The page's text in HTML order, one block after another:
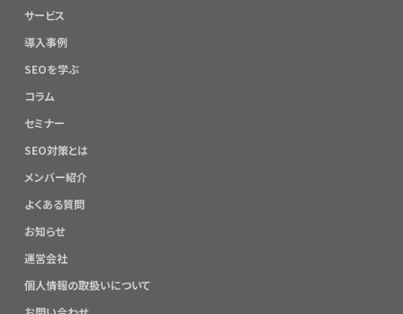
サービス
導入事例
SEOを学ぶ
コラム
セミナー
SEO対策とは
メンバー紹介
よくある質問
お知らせ
運営会社
個人情報の取扱いについて